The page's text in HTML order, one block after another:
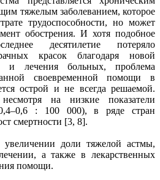
тяжелым заболеванием, которое
трудоспособности, но может
обострения. И хотя подобное
десятилетие потеряло
красок благодаря новой
и лечения больных, проблема
своевременной помощи в
острой и не всегда решаемой.
на низкие показатели
: 100 000), в ряде стран
смертности [3, 8].
доли тяжелой астмы,
а также в лекарственных
помощи.